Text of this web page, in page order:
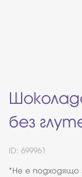
без
ID: 699961
*Не е подходящо